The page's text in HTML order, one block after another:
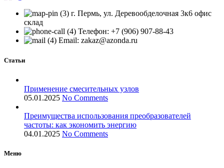
г. Пермь, ул. Деревообделочная 3к6 офис
склад
Телефон: +7 (906) 907-88-43
Email: zakaz@azonda.ru
Статьи
Применение смесительных узлов
05.01.2025 No Comments
Преимущества использования преобразователей
частоты: как экономить энергию
04.01.2025 No Comments
Меню